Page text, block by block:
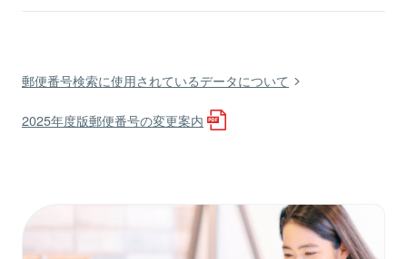
郵便番号検索に使用されているデータについて
2025年度版郵便番号の変更案内